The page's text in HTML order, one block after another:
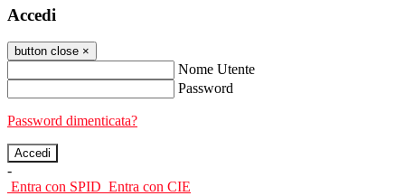
Accedi
button close ×
Nome Utente
Password
Password dimenticata?
-
Entra con SPID Entra con CIE